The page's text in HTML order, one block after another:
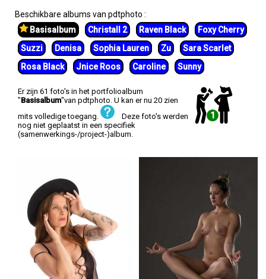
Beschikbare albums van pdtphoto :
Basisalbum
Christall 2 Raven Black
Foxy Cherry
Suzzi
Denisa Sophia Lauren Zu
Sara Scarlet
Rosa Black
Jnice Roos Caroline Sunny
Er zijn 61 foto's in het portfolioalbum
"Basisalbum"van pdtphoto. U kan er nu 20 zien
mits volledige toegang.
Deze foto's werden
nog niet geplaatst in een specifiek
(samenwerkings-/project-)album.
1